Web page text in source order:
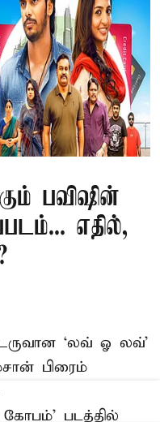
பவிஷின்
எதில்,
‘லவ் ஓ லவ்’
பிரைம்
கோபம்’ படத்தில்